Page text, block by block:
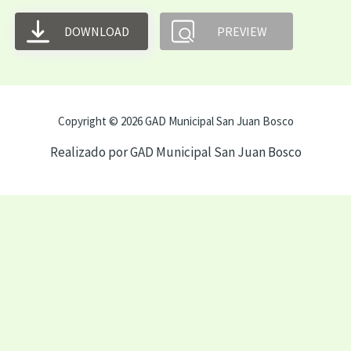
DOWNLOAD PREVIEW
Copyright © 2026 GAD Municipal San Juan Bosco
Realizado por GAD Municipal San Juan Bosco